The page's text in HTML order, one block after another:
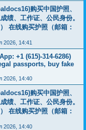
购买中国护照、
绩、工作证、公民身份。
） 在线购买护照（邮箱：
2026, 14:41
+1 (615)-314-6286)
passports, buy fake
2026, 14:40
购买中国护照、
绩、工作证、公民身份。
） 在线购买护照（邮箱：
2026, 14:40